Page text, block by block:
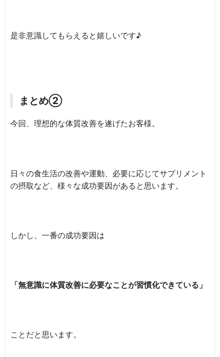
是非意識してもらえると嬉しいです♪
まとめ②
今回、理想的な体質改善を遂げたお客様。
日々の食生活の改善や運動、必要に応じてサプリメント
の摂取など、様々な成功要因があると思います。
しかし、一番の成功要因は
「無意識に体質改善に必要なことが習慣化できている」
ことだと思います。